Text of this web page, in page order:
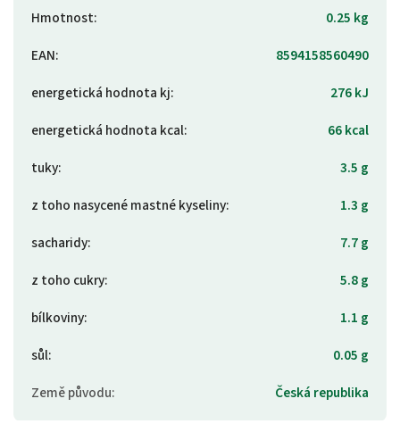
Hmotnost:
0.25 kg
EAN:
8594158560490
energetická hodnota kj:
276 kJ
energetická hodnota kcal:
66 kcal
tuky:
3.5 g
z toho nasycené mastné kyseliny:
1.3 g
sacharidy:
7.7 g
z toho cukry:
5.8 g
bílkoviny:
1.1 g
sůl:
0.05 g
Země původu: Česká republika